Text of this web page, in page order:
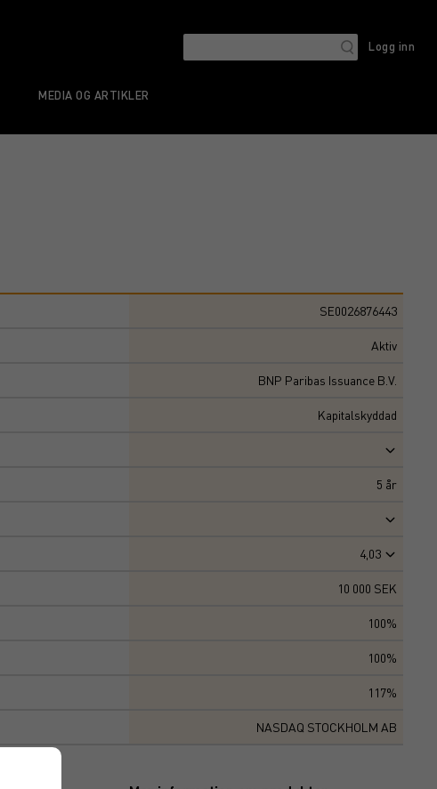
Logg inn
MEDIA OG ARTIKLER
SE0026876443
Aktiv
BNP Paribas Issuance B.V.
Kapitalskyddad
5 år
4,03
10 000 SEK
100%
100%
117%
NASDAQ STOCKHOLM AB